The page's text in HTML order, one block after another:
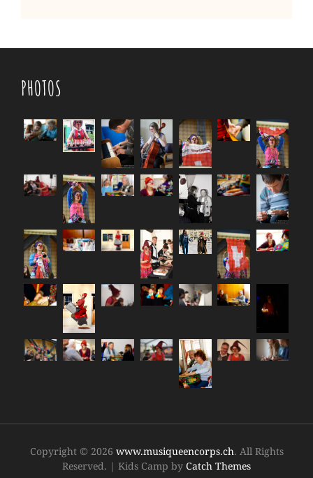
PHOTOS
Copyright © 2026 www.musiqueencorps.ch. All Rights
Reserved. | Kids Camp by Catch Themes